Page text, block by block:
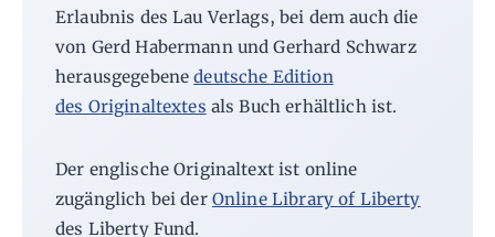
Erlaubnis des Lau Verlags, bei dem auch die
von Gerd Habermann und Gerhard Schwarz
herausgegebenedeutsche Edition
des Originaltextes als Buch erhältlich ist.
Der englische Originaltext ist online
zugänglich bei der Online Library of Liberty
des Liberty Fund.